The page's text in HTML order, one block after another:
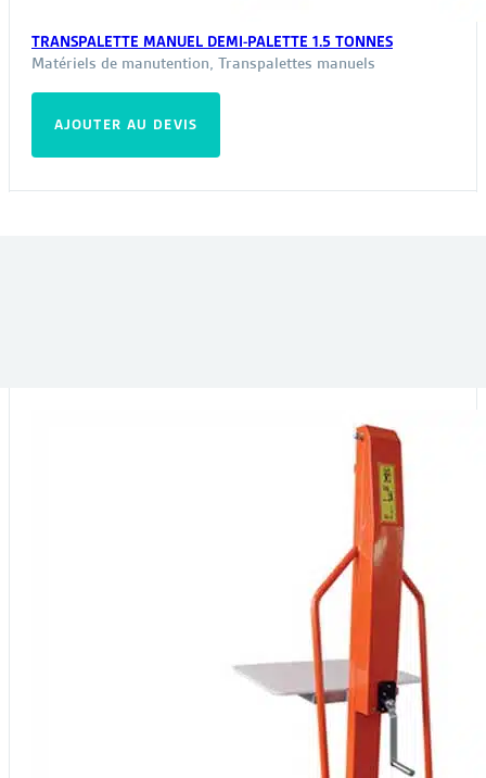
TRANSPALETTE MANUEL DEMI-PALETTE 1.5 TONNES
Matériels de manutention, Transpalettes manuels
AJOUTER AU DEVIS